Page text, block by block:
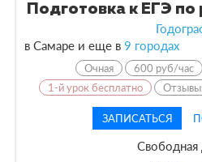
Подготовка к ЕГЭ по
в Самаре и еще в 9 городах
Очная 600 руб/час
1-й урок бесплатно
ЗАПИСАТЬСЯ
Свободная